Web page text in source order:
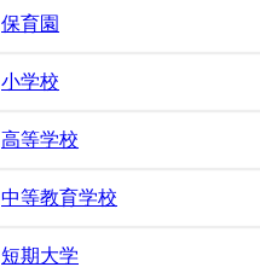
保育園
小学校
高等学校
中等教育学校
短期大学